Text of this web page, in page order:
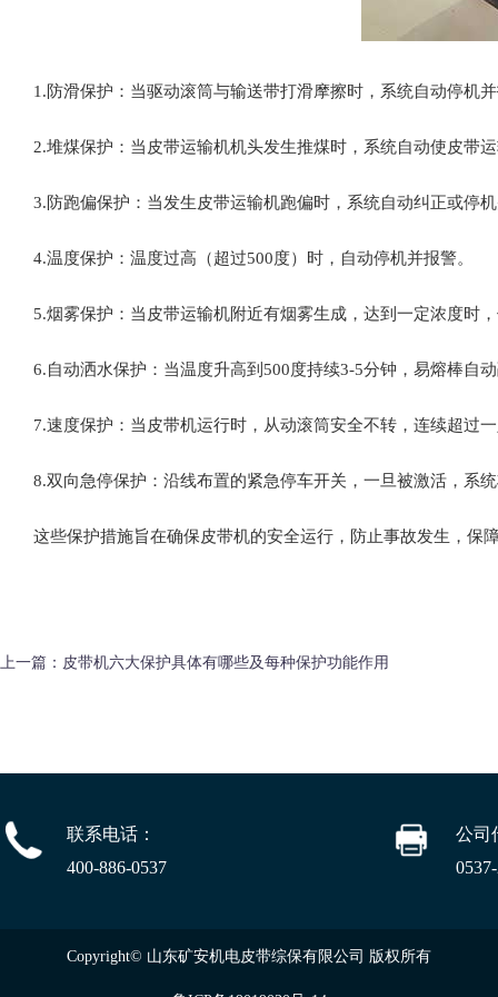
1.‌防滑保护‌：当驱动滚筒与输送带打滑摩擦时，系统自动停机
2.堆煤保护‌：当皮带运输机机头发生推煤时，系统自动使皮带
3.防跑偏保护‌：当发生皮带运输机跑偏时，系统自动纠正或停
4.温度保护‌：温度过高（超过500度）时，自动停机并报警。‌
5.烟雾保护‌：当皮带运输机附近有烟雾生成，达到一定浓度时
6.自动洒水保护‌：当温度升高到500度持续3-5分钟，易熔棒自
7.速度保护‌：当皮带机运行时，从动滚筒安全不转，连续超过
8.双向急停保护‌：沿线布置的紧急停车开关，一旦被激活，系
这些保护措施旨在确保皮带机的安全运行，防止事故发生，保
上一篇： 皮带机六大保护具体有哪些及每种保护功能作用
联系电话：
400-886-0537
公司
Copyright© 山东矿安机电皮带综保有限公司 版权所有